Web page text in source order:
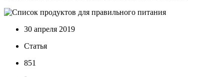
30 апреля 2019
Статья
851